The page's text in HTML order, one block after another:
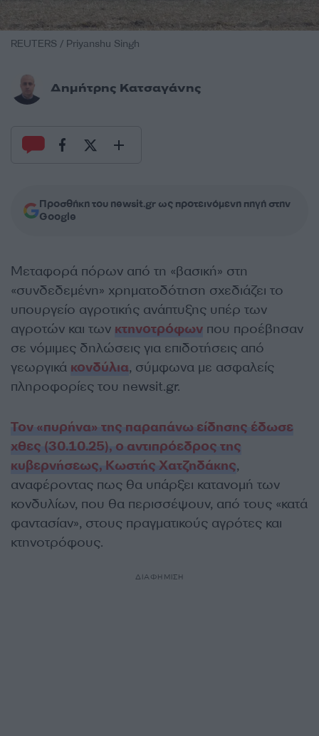
REUTERS / Priyanshu Singh
Δημήτρης Κατσαγάνης
Προσθήκη του newsit.gr ως προτεινόμενη πηγή στην
Google
Μεταφορά πόρων από τη «βασική» στη
«συνδεδεμένη» χρηματοδότηση σχεδιάζει το
υπουργείο αγροτικής ανάπτυξης υπέρ των
αγροτών και των κτηνοτρόφων που προέβησαν
σε νόμιμες δηλώσεις για επιδοτήσεις από
γεωργικά κονδύλια, σύμφωνα με ασφαλείς
πληροφορίες του newsit.gr.
Τον «πυρήνα» της παραπάνω είδησης έδωσε
χθες (30.10.25), ο αντιπρόεδρος της
κυβερνήσεως, Κωστής Χατζηδάκης,
αναφέροντας πως θα υπάρξει κατανομή των
κονδυλίων, που θα περισσέψουν, από τους «κατά
φαντασίαν», στους πραγματικούς αγρότες και
κτηνοτρόφους.
ΔΙΑΦΗΜΙΣΗ